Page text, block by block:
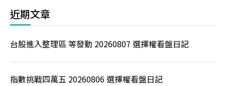
近期文章
台股進入整理區 等發動 20260807 選擇權看盤日記
指數挑戰四萬五 20260806 選擇權看盤日記